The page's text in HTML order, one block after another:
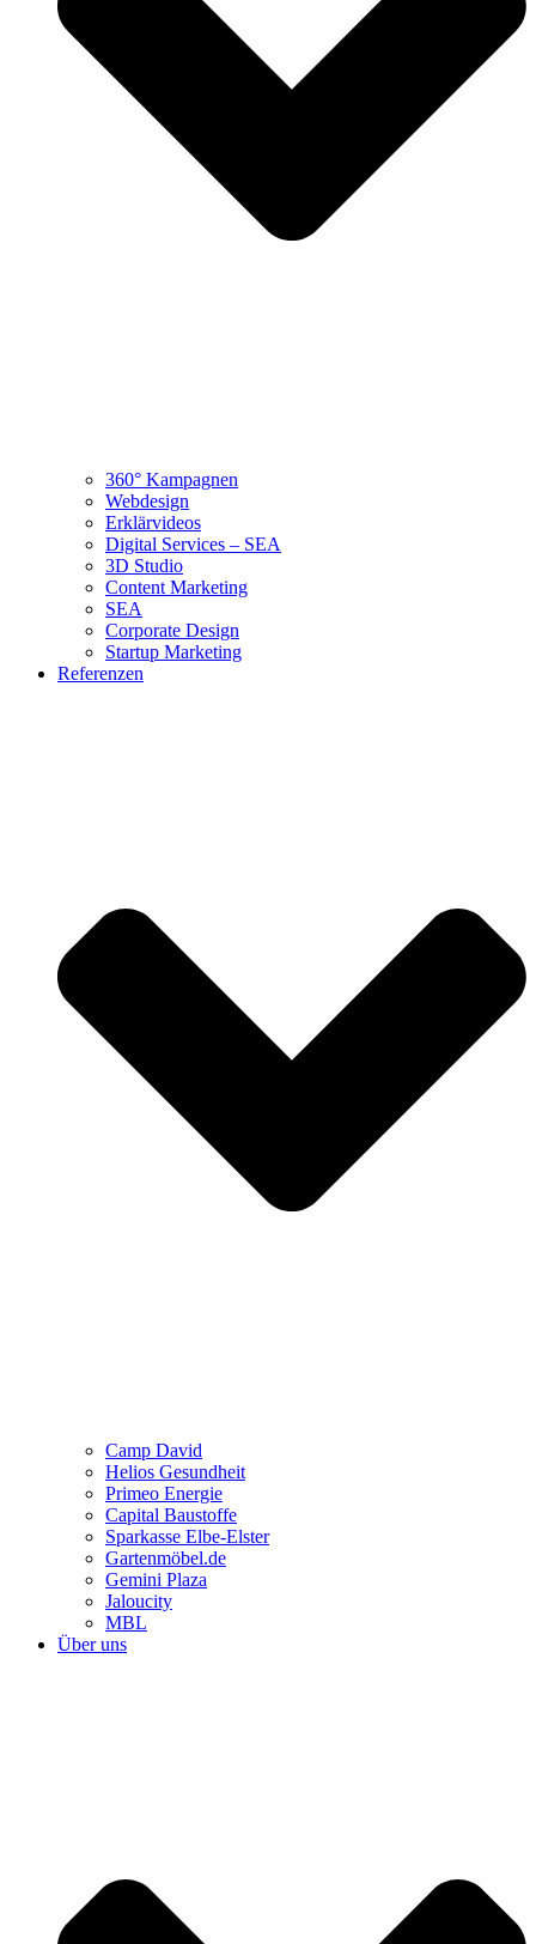
360° Kampagnen
Webdesign
Erklärvideos
Digital Services – SEA
3D Studio
Content Marketing
SEA
Corporate Design
Startup Marketing
Referenzen
Camp David
Helios Gesundheit
Primeo Energie
Capital Baustoffe
Sparkasse Elbe-Elster
Gartenmöbel.de
Gemini Plaza
Jaloucity
MBL
Über uns